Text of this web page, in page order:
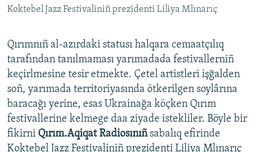
QOŞULIÑIZ!
RFE/RS bütün saytları
Koktebel Jazz Festivaliniñ prezidenti Liliya Mlınarıç
Qırımnıñ al-azırdaki statusı halqara cemaatçılıq
tarafından tanılmaması yarımadada festivallerniñ
keçirlmesine tesir etmekte. Çetel artistleri işğalden
soñ, yarımada territoriyasında ötkerilgen soylârına
baracağı yerine, esas Ukrainağa köçken Qırım
festivallerine kelmege daa ziyade istekliler. Böyle bir
fikirni Qırım.Aqiqat Radiosınıñsabalıq efirinde
Koktebel Jazz Festivaliniñ prezidenti Liliya Mlınarıç